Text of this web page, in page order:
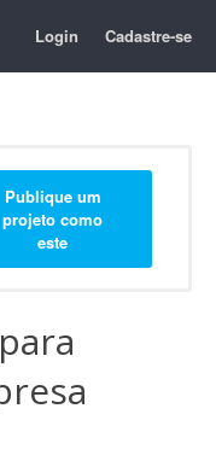
Login Cadastre-se
Publique um
projeto como
este